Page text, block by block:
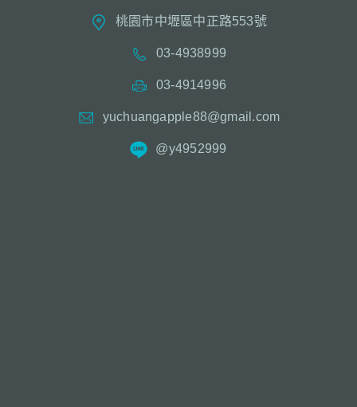
桃園市中壢區中正路553號
03-4938999
03-4914996
yuchuangapple88@gmail.com
@y4952999